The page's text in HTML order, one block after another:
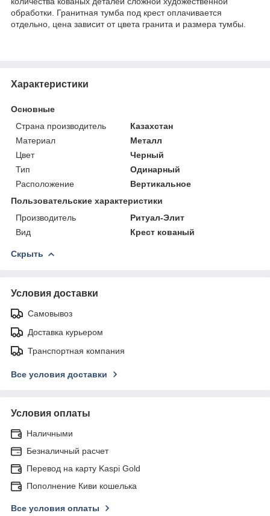
обработки. Гранитная тумба под крест оплачивается
отдельно, цена зависит от цвета гранита и размера тумбы.
Характеристики
Основные
Страна производитель
Казахстан
Материал
Металл
Цвет
Черный
Тип
Одинарный
Расположение
Вертикальное
Пользовательские характеристики
Производитель
Ритуал-Элит
Вид
Крест кованый
Скрыть
Условия доставки
Самовывоз
Доставка курьером
Транспортная компания
Все условия доставки
Условия оплаты
Наличными
Безналичный расчет
Перевод на карту Kaspi Gold
Пополнение Киви кошелька
Все условия оплаты